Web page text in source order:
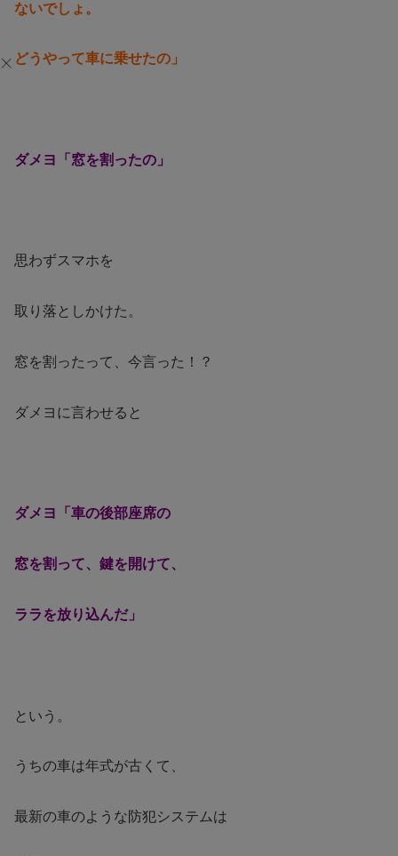
ないでしょ。
どうやって車に乗せたの」
ダメヨ「窓を割ったの」
思わずスマホを
取り落としかけた。
窓を割ったって、今言った！？
ダメヨに言わせると
ダメヨ「車の後部座席の
窓を割って、鍵を開けて、
ララを放り込んだ」
という。
うちの車は年式が古くて、
最新の車のような防犯システムは